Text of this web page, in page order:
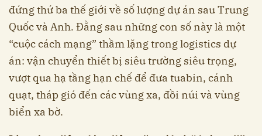
đứng thứ ba thế giới về số lượng dự án sau Trung
Quốc và Anh. Đằng sau những con số này là một
“cuộc cách mạng” thầm lặng trong logistics dự
án: vận chuyển thiết bị siêu trường siêu trọng,
vượt qua hạ tầng hạn chế để đưa tuabin, cánh
quạt, tháp gió đến các vùng xa, đồi núi và vùng
biển xa bờ.